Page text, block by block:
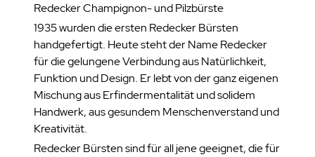
Redecker Champignon- und Pilzbürste
1935 wurden die ersten Redecker Bürsten
handgefertigt. Heute steht der Name Redecker
für die gelungene Verbindung aus Natürlichkeit,
Funktion und Design. Er lebt von der ganz eigenen
Mischung aus Erfindermentalität und solidem
Handwerk, aus gesundem Menschenverstand und
Kreativität.
Redecker Bürsten sind für all jene geeignet, die für